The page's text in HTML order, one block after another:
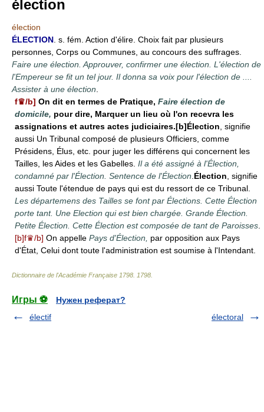
élection
élection
ÉLECTION . s. fém. Action d'élire. Choix fait par plusieurs
personnes, Corps ou Communes, au concours des suffrages.
Faire une élection. Approuver, confirmer une élection. L'élection de
l'Empereur se fit un tel jour. Il donna sa voix pour l'élection de ....
Assister à une élection
f♛/b] On dit en termes de Pratique, Faire élection de
domicile, pour dire, Marquer un lieu où l'on recevra les
assignations et autres actes judiciaires.[b]Élection , signifie
aussi Un Tribunal composé de plusieurs Officiers, comme
Présidens, Élus, etc. pour juger les différens qui concernent les
Tailles, les Aides et les Gabelles. Il a été assigné à l'Élection,
condamné par l'Élection. Sentence de l'Élection Élection , signifie
aussi Toute l'étendue de pays qui est du ressort de ce Tribunal.
Les départemens des Tailles se font par Élections. Cette Élection
porte tant. Une Election qui est bien chargée. Grande Élection.
Petite Élection. Cette Élection est composée de tant de Paroisses
[b]f♛/b] On appelle Pays d'Élection, par opposition aux Pays
d'État, Celui dont toute l'administration est soumise à l'Intendant.
Dictionnaire de l'Académie Française 1798 1798
Игры ⚽
Нужен реферат?
électif
électoral